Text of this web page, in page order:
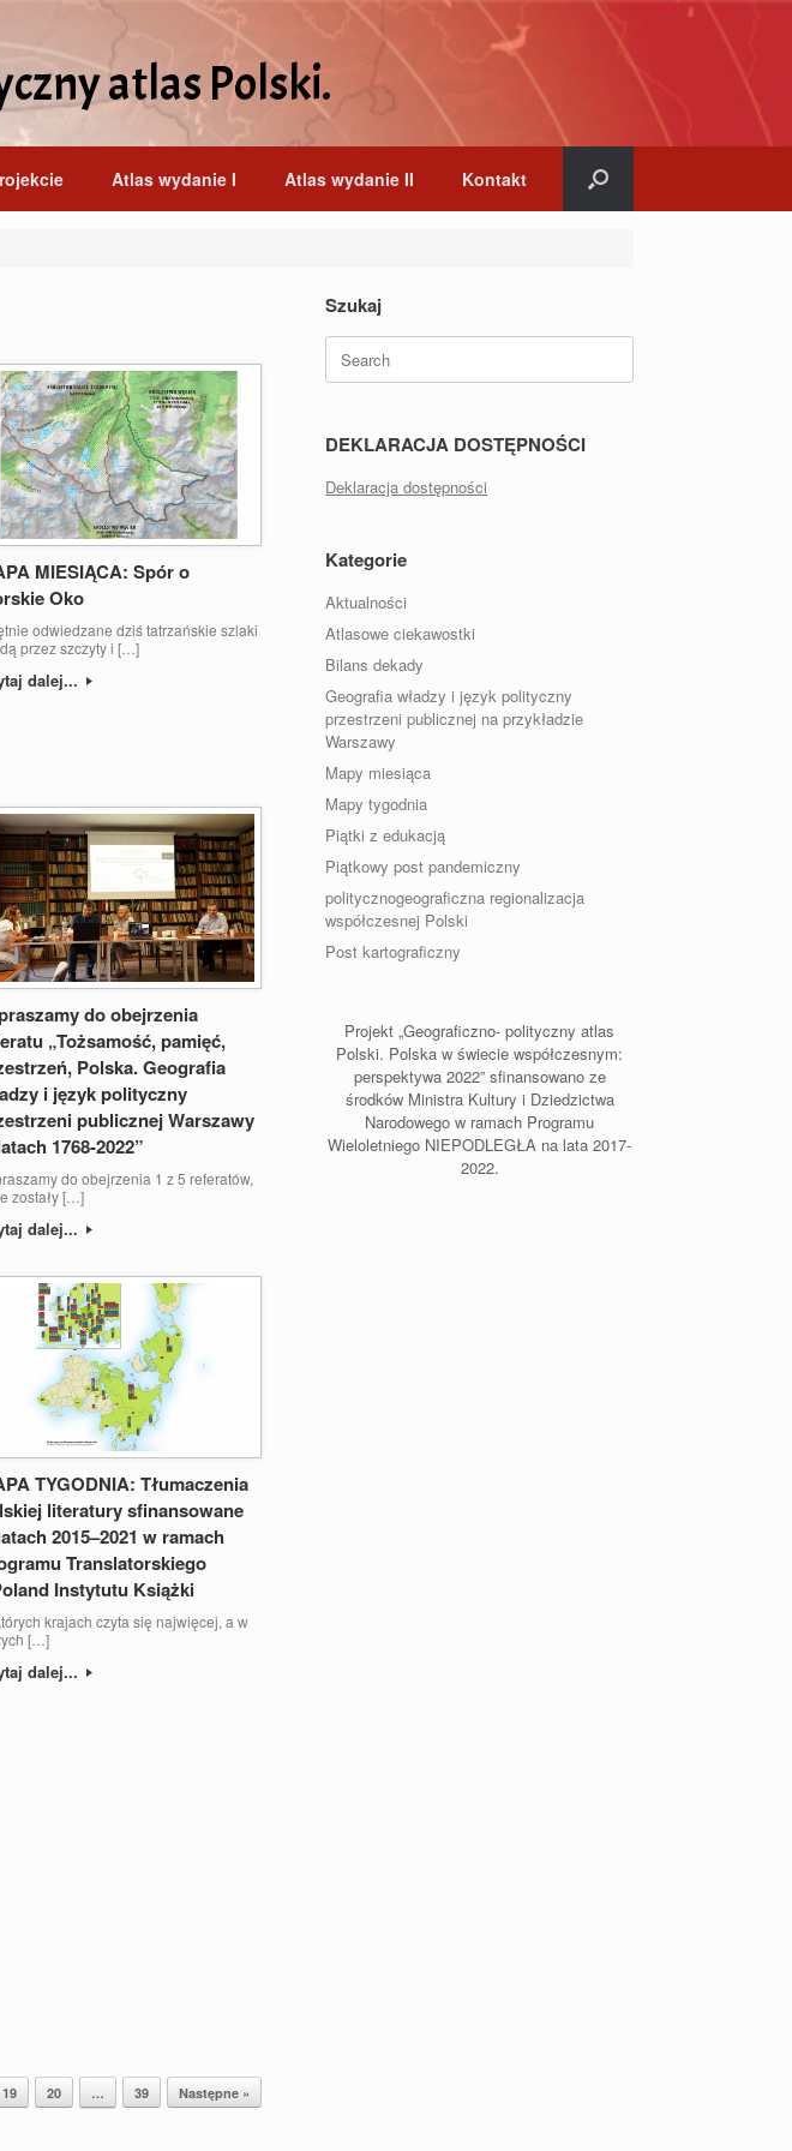
atlas Polski.
Atlas wydanie I Atlas wydanie II Kontakt
MIESIĄCA: Spór o
Oko
odwiedzane dziś tatrzańskie szlaki
przez szczyty i […]
dalej...
do obejrzenia
„Tożsamość, pamięć,
Polska. Geografia
i język polityczny
publicznej Warszawy
1768-2022”
do obejrzenia 1 z 5 referatów,
zostały […]
dalej...
TYGODNIA: Tłumaczenia
literatury sfinansowane
2015–2021 w ramach
Translatorskiego
Instytutu Książki
krajach czyta się najwięcej, a w
[…]
dalej...
19 20 … 39 Następne »
Szukaj
Search
for:
DEKLARACJA DOSTĘPNOŚCI
Deklaracja dostępności
Kategorie
Aktualności
Atlasowe ciekawostki
Bilans dekady
Geografia władzy i język polityczny
przestrzeni publicznej na przykładzie
Warszawy
Mapy miesiąca
Mapy tygodnia
Piątki z edukacją
Piątkowy post pandemiczny
politycznogeograficzna regionalizacja
współczesnej Polski
Post kartograficzny
Projekt „Geograficzno- polityczny atlas
Polski. Polska w świecie współczesnym:
perspektywa 2022” sfinansowano ze
środków Ministra Kultury i Dziedzictwa
Narodowego w ramach Programu
Wieloletniego NIEPODLEGŁA na lata 2017-
2022.